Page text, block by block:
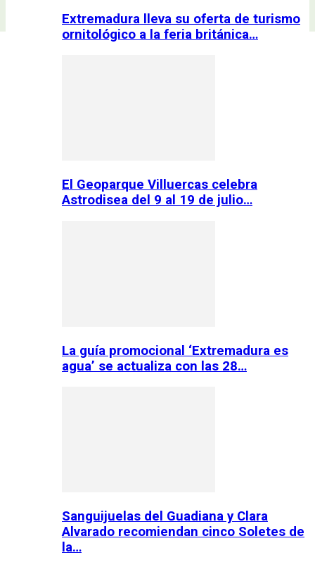
Extremadura lleva su oferta de turismo
ornitológico a la feria británica…
El Geoparque Villuercas celebra
Astrodisea del 9 al 19 de julio…
La guía promocional ‘Extremadura es
agua’ se actualiza con las 28…
Sanguijuelas del Guadiana y Clara
Alvarado recomiendan cinco Soletes de
la…